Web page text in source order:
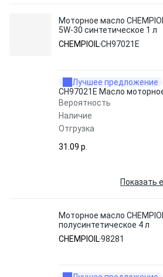
Моторное масло
5W-30 синтетическое 1 л
CHEMPIOILCH97021E
Лучшее предложение
CH97021E Масло
Вероятность
Наличие
Отгрузка
31.09 p.
Показать
Моторное масло
полусинтетическое 4 л
CHEMPIOIL98281